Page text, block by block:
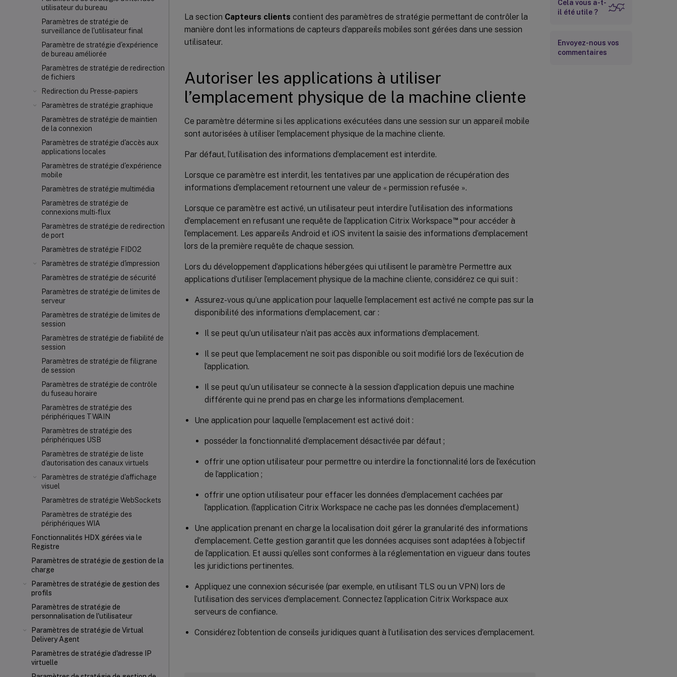
utilisateur du bureau
Paramètres de stratégie de
surveillance de l'utilisateur final
Paramètre de stratégie d'expérience
de bureau améliorée
Paramètres de stratégie de redirection
de fichiers
Redirection du Presse-papiers
Paramètres de stratégie graphique
Paramètres de stratégie de maintien
de la connexion
Paramètres de stratégie d'accès aux
applications locales
Paramètres de stratégie d'expérience
mobile
Paramètres de stratégie multimédia
Paramètres de stratégie de
connexions multi-flux
Paramètres de stratégie de redirection
de port
Paramètres de stratégie FIDO2
Paramètres de stratégie d'impression
Paramètres de stratégie de sécurité
Paramètres de stratégie de limites de
serveur
Paramètres de stratégie de limites de
session
Paramètres de stratégie de fiabilité de
session
Paramètres de stratégie de filigrane
de session
Paramètres de stratégie de contrôle
du fuseau horaire
Paramètres de stratégie des
périphériques TWAIN
Paramètres de stratégie des
périphériques USB
Paramètres de stratégie de liste
d'autorisation des canaux virtuels
Paramètres de stratégie d'affichage
visuel
Paramètres de stratégie WebSockets
Paramètres de stratégie des
périphériques WIA
Fonctionnalités HDX gérées via le
Registre
Paramètres de stratégie de gestion de la
charge
Paramètres de stratégie de gestion des
profils
Paramètres de stratégie de
personnalisation de l'utilisateur
Paramètres de stratégie de Virtual
Delivery Agent
Paramètres de stratégie d'adresse IP
virtuelle
La section Capteurs clients contient des paramètres de stratégie permettant de contrôler la
manière dont les informations de capteurs d’appareils mobiles sont gérées dans une session
utilisateur.
Autoriser les applications à utiliser
l’emplacement physique de la machine cliente
Ce paramètre détermine si les applications exécutées dans une session sur un appareil mobile
sont autorisées à utiliser l’emplacement physique de la machine cliente.
Par défaut, l’utilisation des informations d’emplacement est interdite.
Lorsque ce paramètre est interdit, les tentatives par une application de récupération des
informations d’emplacement retournent une valeur de « permission refusée ».
Lorsque ce paramètre est activé, un utilisateur peut interdire l’utilisation des informations
d’emplacement en refusant une requête de l’application Citrix Workspace™pour accéder à
l’emplacement. Les appareils Android et iOS invitent la saisie des informations d’emplacement
lors de la première requête de chaque session.
Lors du développement d’applications hébergées qui utilisent le paramètre Permettre aux
applications d’utiliser l’emplacement physique de la machine cliente, considérez ce qui suit :
Assurez-vous qu’une application pour laquelle l’emplacement est activé ne compte pas sur la
disponibilité des informations d’emplacement, car :
Il se peut qu’un utilisateur n’ait pas accès aux informations d’emplacement.
Il se peut que l’emplacement ne soit pas disponible ou soit modifié lors de l’exécution de
l’application.
Il se peut qu’un utilisateur se connecte à la session d’application depuis une machine
différente qui ne prend pas en charge les informations d’emplacement.
Une application pour laquelle l’emplacement est activé doit :
posséder la fonctionnalité d’emplacement désactivée par défaut ;
offrir une option utilisateur pour permettre ou interdire la fonctionnalité lors de l’exécution
de l’application ;
offrir une option utilisateur pour effacer les données d’emplacement cachées par
l’application. (l’application Citrix Workspace ne cache pas les données d’emplacement.)
Une application prenant en charge la localisation doit gérer la granularité des informations
d’emplacement. Cette gestion garantit que les données acquises sont adaptées à l’objectif
de l’application. Et aussi qu’elles sont conformes à la réglementation en vigueur dans toutes
les juridictions pertinentes.
Appliquez une connexion sécurisée (par exemple, en utilisant TLS ou un VPN) lors de
l’utilisation des services d’emplacement. Connectez l’application Citrix Workspace aux
serveurs de confiance.
Considérez l’obtention de conseils juridiques quant à l’utilisation des services d’emplacement.
Cela vous a-t-
il été utile ?
Envoyez-nous vos
commentaires